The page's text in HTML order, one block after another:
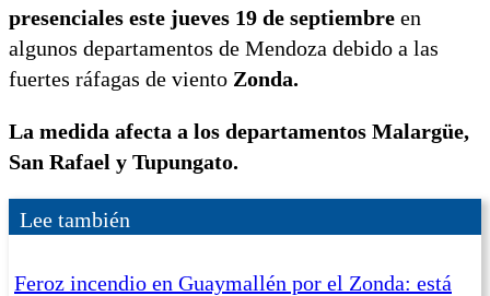
presenciales este jueves 19 de septiembre en
algunos departamentos de Mendoza debido a las
fuertes ráfagas de viento Zonda.
La medida afecta a los departamentos Malargüe,
San Rafael y Tupungato.
Lee también
Feroz incendio en Guaymallén por el Zonda: está